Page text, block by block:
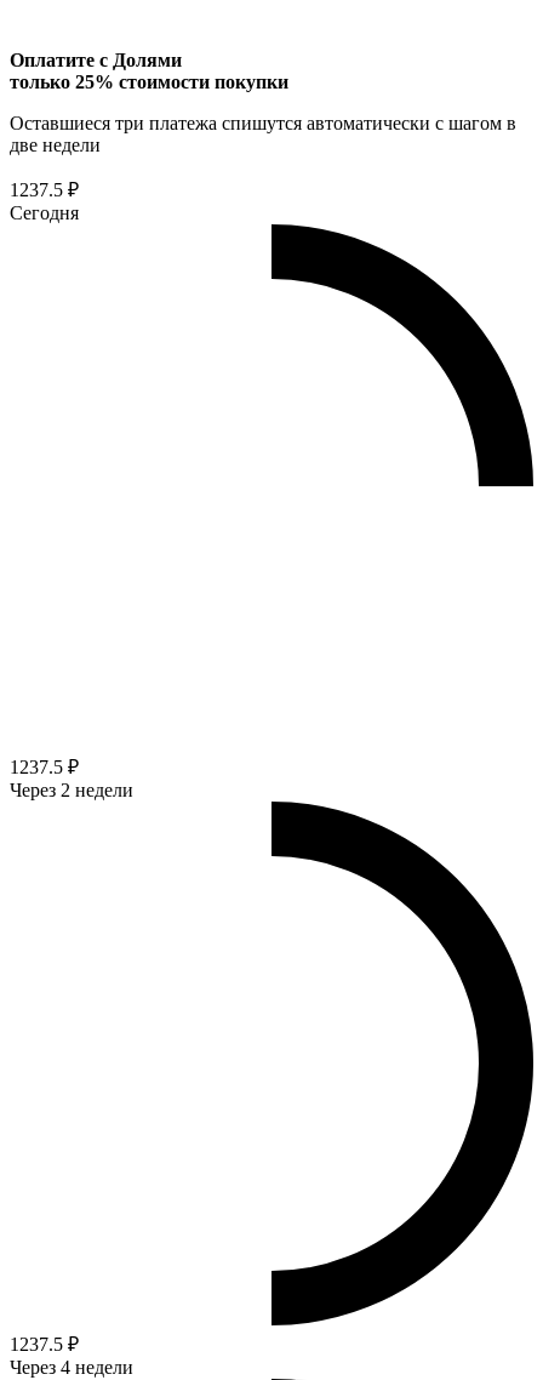
Оплатите с Долями
только 25% стоимости покупки
Оставшиеся три платежа спишутся автоматически с шагом в
две недели
1237.5 ₽
Сегодня
1237.5 ₽
Через 2 недели
1237.5 ₽
Через 4 недели